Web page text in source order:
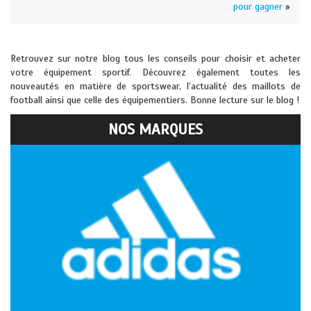
pour gagner »
Retrouvez sur notre blog tous les conseils pour choisir et acheter
votre équipement sportif. Découvrez également toutes les
nouveautés en matière de sportswear, l’actualité des maillots de
football ainsi que celle des équipementiers. Bonne lecture sur le blog !
NOS MARQUES